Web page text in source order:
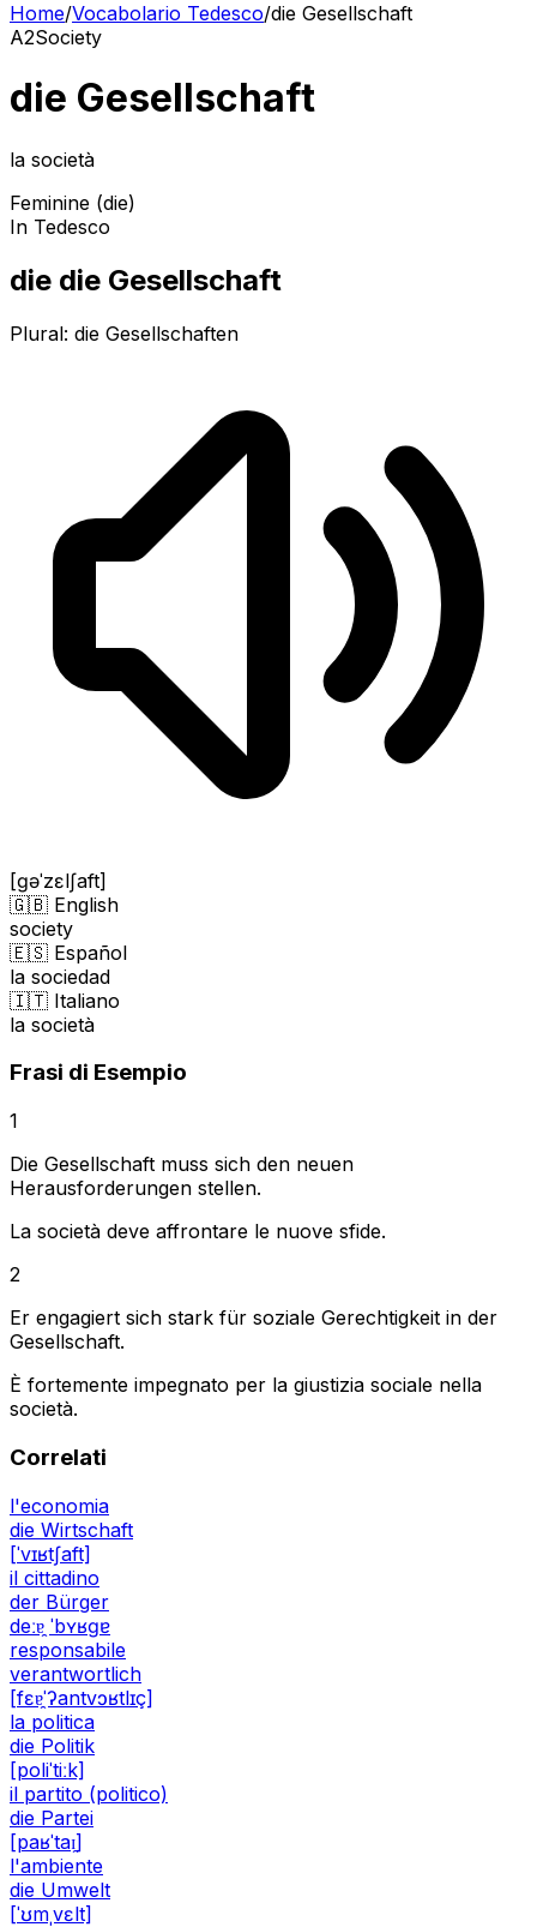
Home/Vocabolario Tedesco/die Gesellschaft
A2Society
die Gesellschaft
la società
Feminine (die)
In Tedesco
die die Gesellschaft
Plural: die Gesellschaften
[ɡəˈzɛlʃaft]
🇬🇧 English
society
🇪🇸 Español
la sociedad
🇮🇹 Italiano
la società
Frasi di Esempio
1
Die Gesellschaft muss sich den neuen
Herausforderungen stellen.
La società deve affrontare le nuove sfide.
2
Er engagiert sich stark für soziale Gerechtigkeit in der
Gesellschaft.
È fortemente impegnato per la giustizia sociale nella
società.
Correlati
l'economia
die Wirtschaft
[ˈvɪʁtʃaft]
il cittadino
der Bürger
deːɐ̯ ˈbʏʁɡɐ
responsabile
verantwortlich
[fɛɐ̯ˈʔantvɔʁtlɪç]
la politica
die Politik
[poliˈtiːk]
il partito (politico)
die Partei
[paʁˈtaɪ̯]
l'ambiente
die Umwelt
[ˈʊmˌvɛlt]